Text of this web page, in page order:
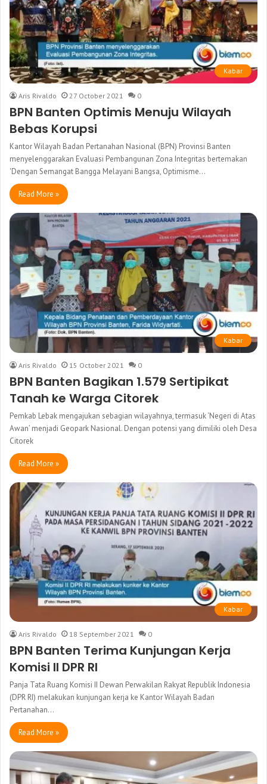
Kabar
Aris Rivaldo 27 October 2021 0
BPN Banten Optimis Menuju Wilayah
Bebas Korupsi
Kantor Wilayah Badan Pertanahan Nasional (BPN) Provinsi Banten
menyelenggarakan Evaluasi Pembangunan Zona Integritas bertemakan
'Dengan Semangat Bangga Melayani Bangsa, Optimisme…
Read More »
Kabar
Aris Rivaldo 15 October 2021 0
BPN Banten Bagikan 1.579 Sertipikat
Tanah ke Warga Citorek
Pemkab Lebak mengajukan sebagian wilayahnya, termasuk ‘Negeri di Atas
Awan’ menjadi Geopark Nasional. Dengan potensi yang dimiliki oleh Desa
Citorek
Read More »
Kabar
Aris Rivaldo 18 September 2021 0
BPN Banten Terima Kunjungan Kerja
Komisi II DPR RI
Panja Tata Ruang Komisi II Dewan Perwakilan Rakyat Republik Indonesia
(DPR RI) melakukan kunjungan kerja ke Kantor Wilayah Badan
Pertanahan…
Read More »